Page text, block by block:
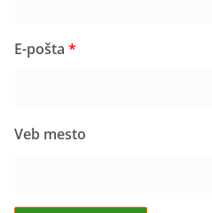
E-pošta *
Veb mesto